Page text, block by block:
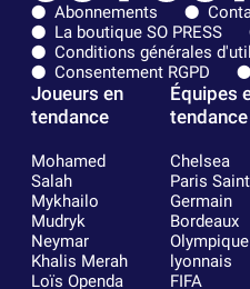
Abonnements
La boutique SO PRESS
Conditions générales
Consentement RGPD
Joueurs en
tendance
Mohamed
Salah
Mykhailo
Mudryk
Neymar
Khalis Merah
Loïs Openda
Équipes
tendance
Chelsea
Paris
Germain
Bordeaux
Olympique
lyonnais
FIFA